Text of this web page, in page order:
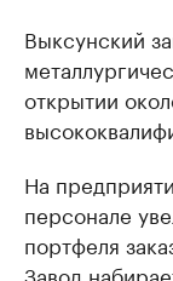
Выксунский
открытии
На
персонале
портфеля
Завод